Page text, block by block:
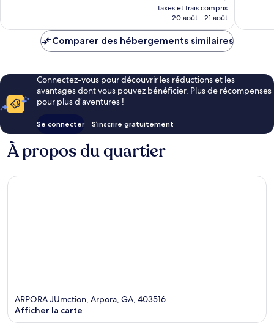
nouveau
prix
de
taxes et frais compris
20 août - 21 août
Comparer des hébergements similaires
Connectez-vous pour découvrir les réductions et les
avantages dont vous pouvez bénéficier. Plus de récompenses
pour plus d’aventures !
Se connecter S’inscrire gratuitement
À propos du quartier
ARPORA JUmction, Arpora, GA, 403516
Afficher la carte